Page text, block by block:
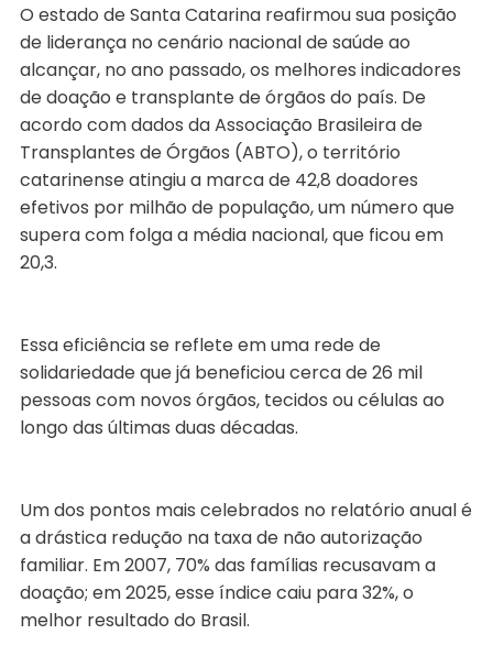
O estado de Santa Catarina reafirmou sua posição
de liderança no cenário nacional de saúde ao
alcançar, no ano passado, os melhores indicadores
de doação e transplante de órgãos do país. De
acordo com dados da Associação Brasileira de
Transplantes de Órgãos (ABTO), o território
catarinense atingiu a marca de 42,8 doadores
efetivos por milhão de população, um número que
supera com folga a média nacional, que ficou em
20,3.
Essa eficiência se reflete em uma rede de
solidariedade que já beneficiou cerca de 26 mil
pessoas com novos órgãos, tecidos ou células ao
longo das últimas duas décadas.
Um dos pontos mais celebrados no relatório anual é
a drástica redução na taxa de não autorização
familiar. Em 2007, 70% das famílias recusavam a
doação; em 2025, esse índice caiu para 32%, o
melhor resultado do Brasil.